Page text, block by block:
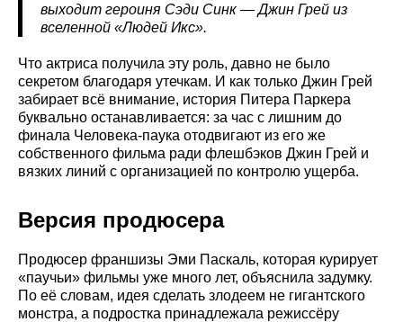
выходит героиня Сэди Синк — Джин Грей из
вселенной «Людей Икс».
Что актриса получила эту роль, давно не было
секретом благодаря утечкам. И как только Джин Грей
забирает всё внимание, история Питера Паркера
буквально останавливается: за час с лишним до
финала Человека-паука отодвигают из его же
собственного фильма ради флешбэков Джин Грей и
вязких линий с организацией по контролю ущерба.
Версия продюсера
Продюсер франшизы Эми Паскаль, которая курирует
«паучьи» фильмы уже много лет, объяснила задумку.
По её словам, идея сделать злодеем не гигантского
монстра, а подростка принадлежала режиссёру